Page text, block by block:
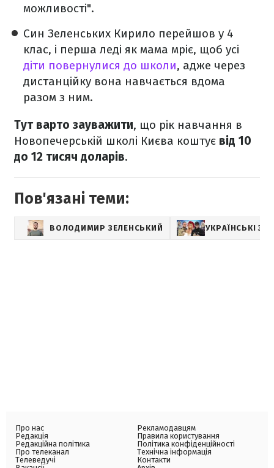
можливості".
Син Зеленських Кирило перейшов у 4
клас, і перша леді як мама мріє, щоб усі
діти повернулися до школи, адже через
дистанційку вона навчається вдома
разом з ним.
Тут варто зауважити, що рік навчання в
Новопечерській школі Києва коштує від 10
до 12 тисяч доларів.
Пов'язані теми:
ВОЛОДИМИР ЗЕЛЕНСЬКИЙ УКРАЇНСЬКІ
Про нас
Редакція
Редакційна політика
Про телеканал
Телеведучі
Рекламодавцям
Правила користування
Політика конфіденційності
Технічна інформація
Контакти